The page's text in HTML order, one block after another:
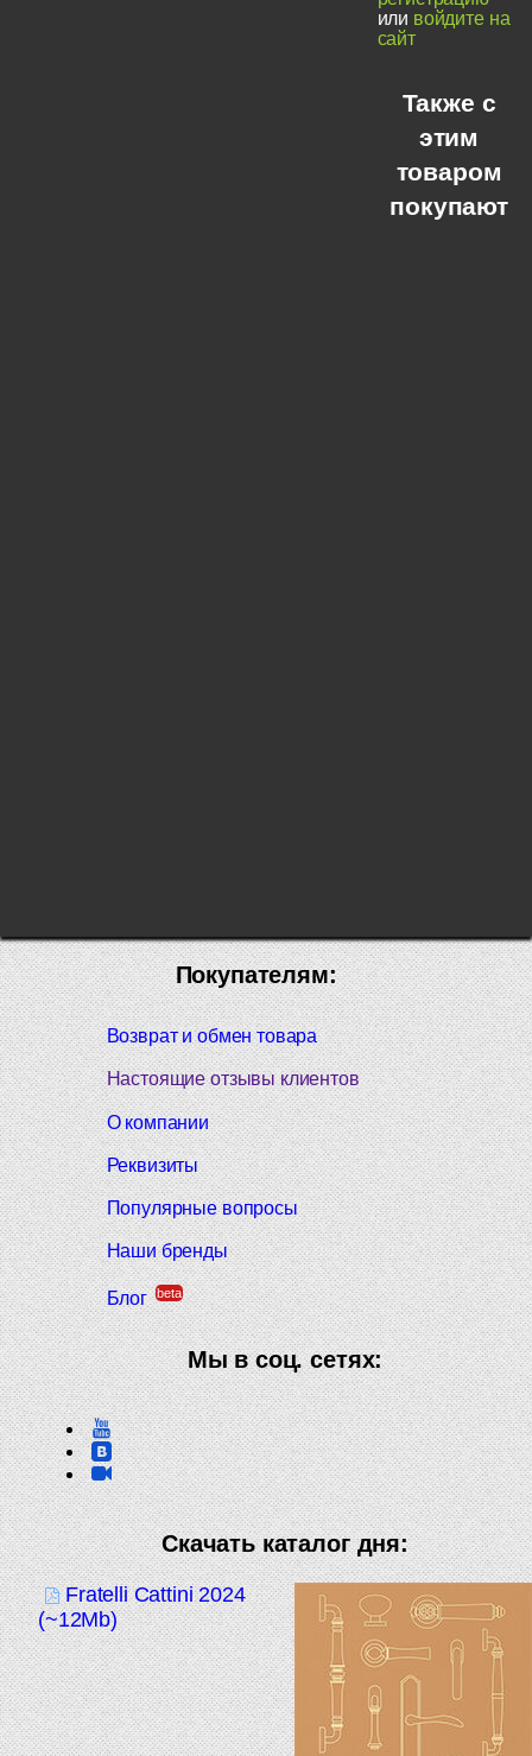
или войдите на
сайт
Также с
этим
товаром
покупают
Покупателям:
Возврат и обмен товара
Настоящие отзывы клиентов
О компании
Реквизиты
Популярные вопросы
Наши бренды
Блог beta
Мы в соц. сетях:
Скачать каталог дня:
Fratelli Cattini 2024
(~12Mb)